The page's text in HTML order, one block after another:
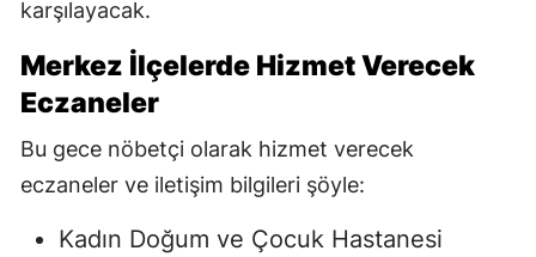
karşılayacak.
Merkez İlçelerde Hizmet Verecek
Eczaneler
Bu gece nöbetçi olarak hizmet verecek
eczaneler ve iletişim bilgileri şöyle:
Kadın Doğum ve Çocuk Hastanesi